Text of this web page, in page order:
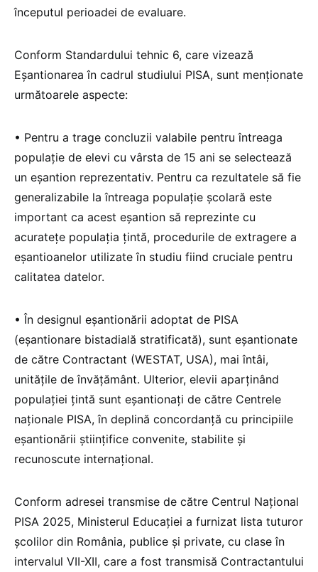
începutul perioadei de evaluare.
Conform Standardului tehnic 6, care vizează
Eșantionarea în cadrul studiului PISA, sunt menționate
următoarele aspecte:
• Pentru a trage concluzii valabile pentru întreaga
populație de elevi cu vârsta de 15 ani se selectează
un eșantion reprezentativ. Pentru ca rezultatele să fie
generalizabile la întreaga populație școlară este
important ca acest eșantion să reprezinte cu
acuratețe populația țintă, procedurile de extragere a
eșantioanelor utilizate în studiu fiind cruciale pentru
calitatea datelor.
• În designul eșantionării adoptat de PISA
(eșantionare bistadială stratificată), sunt eșantionate
de către Contractant (WESTAT, USA), mai întâi,
unitățile de învățământ. Ulterior, elevii aparținând
populației țintă sunt eșantionați de către Centrele
naționale PISA, în deplină concordanță cu principiile
eșantionării științifice convenite, stabilite și
recunoscute internațional.
Conform adresei transmise de către Centrul Național
PISA 2025, Ministerul Educației a furnizat lista tuturor
școlilor din România, publice și private, cu clase în
intervalul VII-XII, care a fost transmisă Contractantului